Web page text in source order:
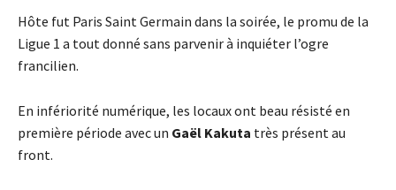
Hôte fut Paris Saint Germain dans la soirée, le promu de la
Ligue 1 a tout donné sans parvenir à inquiéter l’ogre
francilien.
En infériorité numérique, les locaux ont beau résisté en
première période avec un Gaël Kakuta très présent au
front.